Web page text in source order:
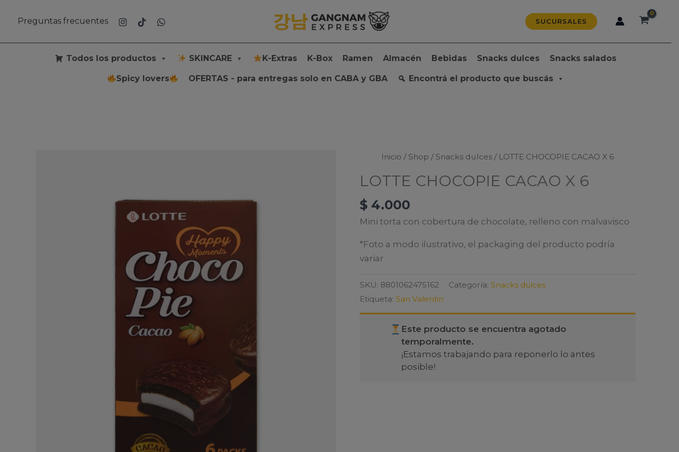
Preguntas frecuentes SUCURSALES
Todos los productos SKINCARE K-Extras K-Box Ramen Almacén Bebidas Snacks dulces Snacks salados
Spicy lovers OFERTAS - para entregas solo en CABA y GBA Encontrá el producto que buscás
Inicio / Shop / Snacks dulces/ LOTTE CHOCOPIE CACAO X 6
LOTTE CHOCOPIE CACAO X 6
$ 4.000
Mini torta con cobertura de chocolate, relleno con malvavisco
*Foto a modo ilustrativo, el packaging del producto podría
variar
SKU: 8801062475162 Categoría: Snacks dulces
Etiqueta: San Valentin
Este producto se encuentra agotado
temporalmente.
¡Estamos trabajando para reponerlo lo antes
posible!